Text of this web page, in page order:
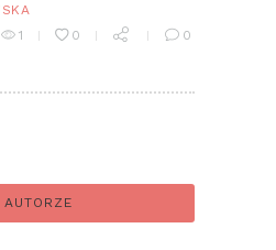
1
0 0
AUTORZE